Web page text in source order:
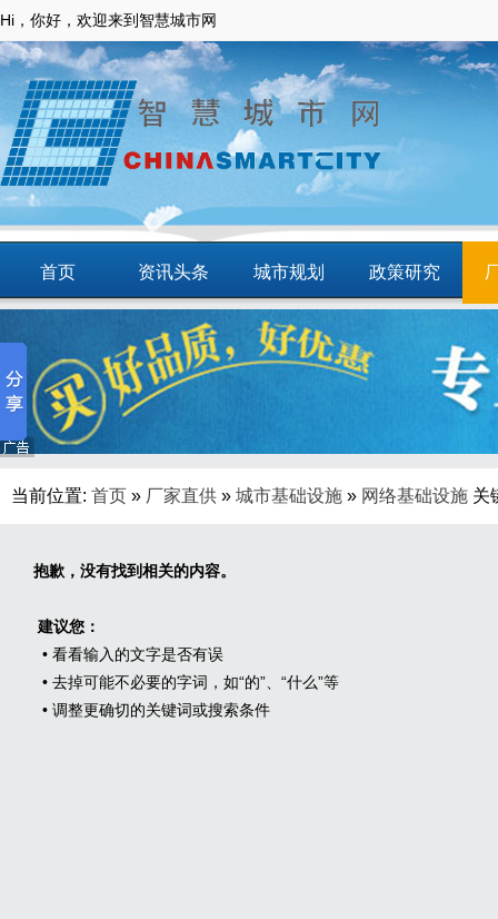
Hi，你好，欢迎来到智慧城市网
首页 资讯头条 城市规划 政策研究
智慧应用 商圈
当前位置: 首页 » 厂家直供 » 城市基础设施 » 网络基础设施 关
抱歉，没有找到相关的内容。
建议您：
• 看看输入的文字是否有误
• 去掉可能不必要的字词，如“的”、“什么”等
• 调整更确切的关键词或搜索条件